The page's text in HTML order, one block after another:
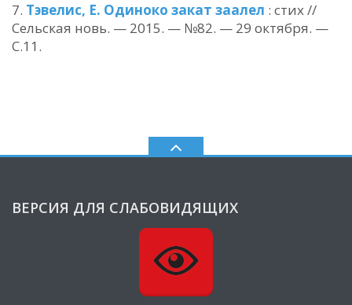
Тэвелис, Е. Одиноко закат заалел : стих //
Сельская новь. — 2015. — №82. — 29 октября. —
С.11.
ВЕРСИЯ ДЛЯ СЛАБОВИДЯЩИХ